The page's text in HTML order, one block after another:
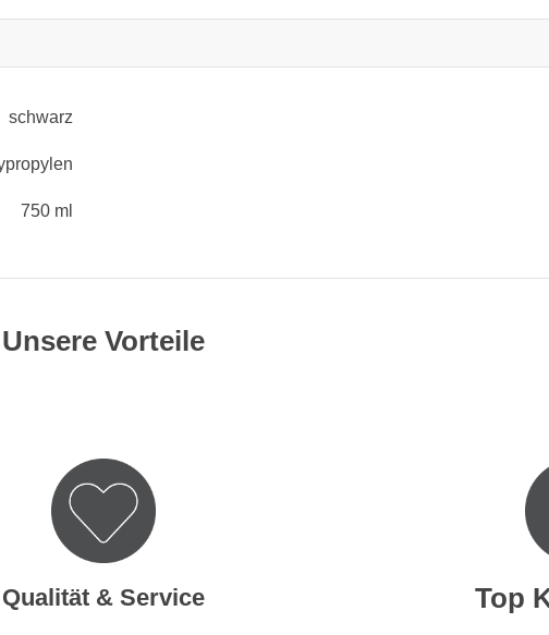
schwarz
750 ml
Unsere Vorteile
Qualität & Service Top